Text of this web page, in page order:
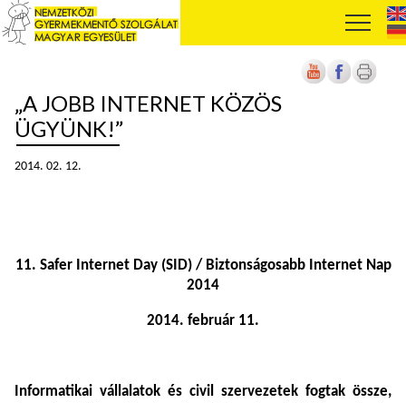
„A JOBB INTERNET KÖZÖS
ÜGYÜNK!”
2014. 02. 12.
11. Safer Internet Day (SID) / Biztonságosabb Internet Nap
2014
2014. február 11.
Informatikai vállalatok és civil szervezetek fogtak össze,